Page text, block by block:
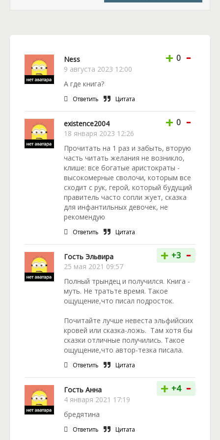
проведение сложного и опасного ритуала.
Конечно же, всё пошло не так, как они
предполагали. Вместо могучего воина они
получили хрупкую девушку. Никто не смеет
указывать Фениксу, в чьем теле ему возродиться!
Фениксом и Сердцем Мира. Отныне судьба её
предопределена: казённый дом, дальний путь и
вредный принц в лице её будущего супруга.
Кажется, всё происходящее вокруг Златы – полный
Ness
9 августа 2023 12:00
+ 0 -
А где книга?
Ответить Цитата
existence2004
18 января 2023 12:26
+ 0 -
Прочитать на 1 раз и забыть, вторую
часть читать желания не возникло,
клише: все богатые аристократы -
высокомерные сволочи, которым все
сходит с рук, герой, который будущий
правитель часто сопли жует, сказка
для инфантильных девочек, не
рекомендую
Ответить Цитата
Гость Эльвира
25 мая 2021 09:57
+ +3 -
Полный трындец и получился. Книга -
муть. Не тратьте время. Такое
ощущение,что писал подросток.
Почитайте лучше невеста эльфийских
кровей или сказка-ложь. Там хотя бы
сказки отличные получились. Такое
ощущение,что автор-тезка писала.
Ответить Цитата
Гость Анна
4 января 2021 17:19
+ +4 -
бредятина
Ответить Цитата